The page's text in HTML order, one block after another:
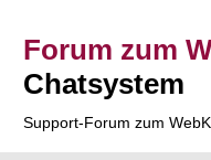
Forum zum
Chatsystem
Support-Forum zum